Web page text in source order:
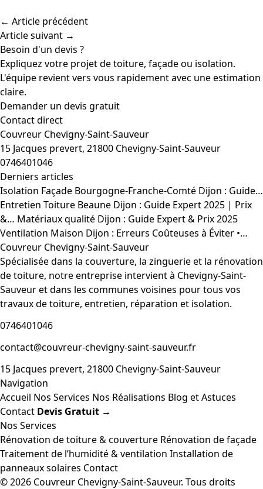
← Article précédent
Article suivant →
Besoin d'un devis ?
Expliquez votre projet de toiture, façade ou isolation.
L'équipe revient vers vous rapidement avec une estimation
claire.
Demander un devis gratuit
Contact direct
Couvreur Chevigny-Saint-Sauveur
15 Jacques prevert, 21800 Chevigny-Saint-Sauveur
0746401046
Derniers articles
Isolation Façade Bourgogne-Franche-Comté Dijon : Guide…
Entretien Toiture Beaune Dijon : Guide Expert 2025 | Prix
&… Matériaux qualité Dijon : Guide Expert & Prix 2025
Ventilation Maison Dijon : Erreurs Coûteuses à Éviter •…
Couvreur Chevigny-Saint-Sauveur
Spécialisée dans la couverture, la zinguerie et la rénovation
de toiture, notre entreprise intervient à Chevigny-Saint-
Sauveur et dans les communes voisines pour tous vos
travaux de toiture, entretien, réparation et isolation.
0746401046
contact@couvreur-chevigny-saint-sauveur.fr
15 Jacques prevert, 21800 Chevigny-Saint-Sauveur
Navigation
Accueil Nos Services Nos Réalisations Blog et Astuces
Contact Devis Gratuit →
Nos Services
Rénovation de toiture & couverture Rénovation de façade
Traitement de l’humidité & ventilation Installation de
panneaux solaires Contact
© 2026 Couvreur Chevigny-Saint-Sauveur. Tous droits